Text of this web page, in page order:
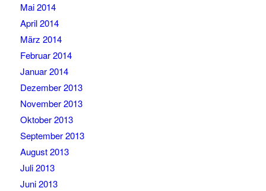
Mai 2014
April 2014
März 2014
Februar 2014
Januar 2014
Dezember 2013
November 2013
Oktober 2013
September 2013
August 2013
Juli 2013
Juni 2013